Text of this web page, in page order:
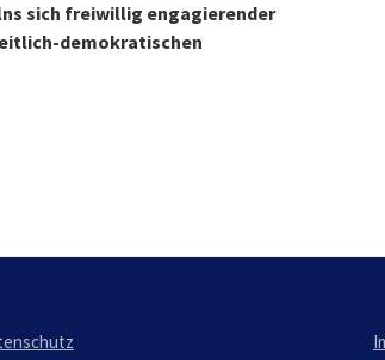
sich freiwillig engagierender
demokratischen